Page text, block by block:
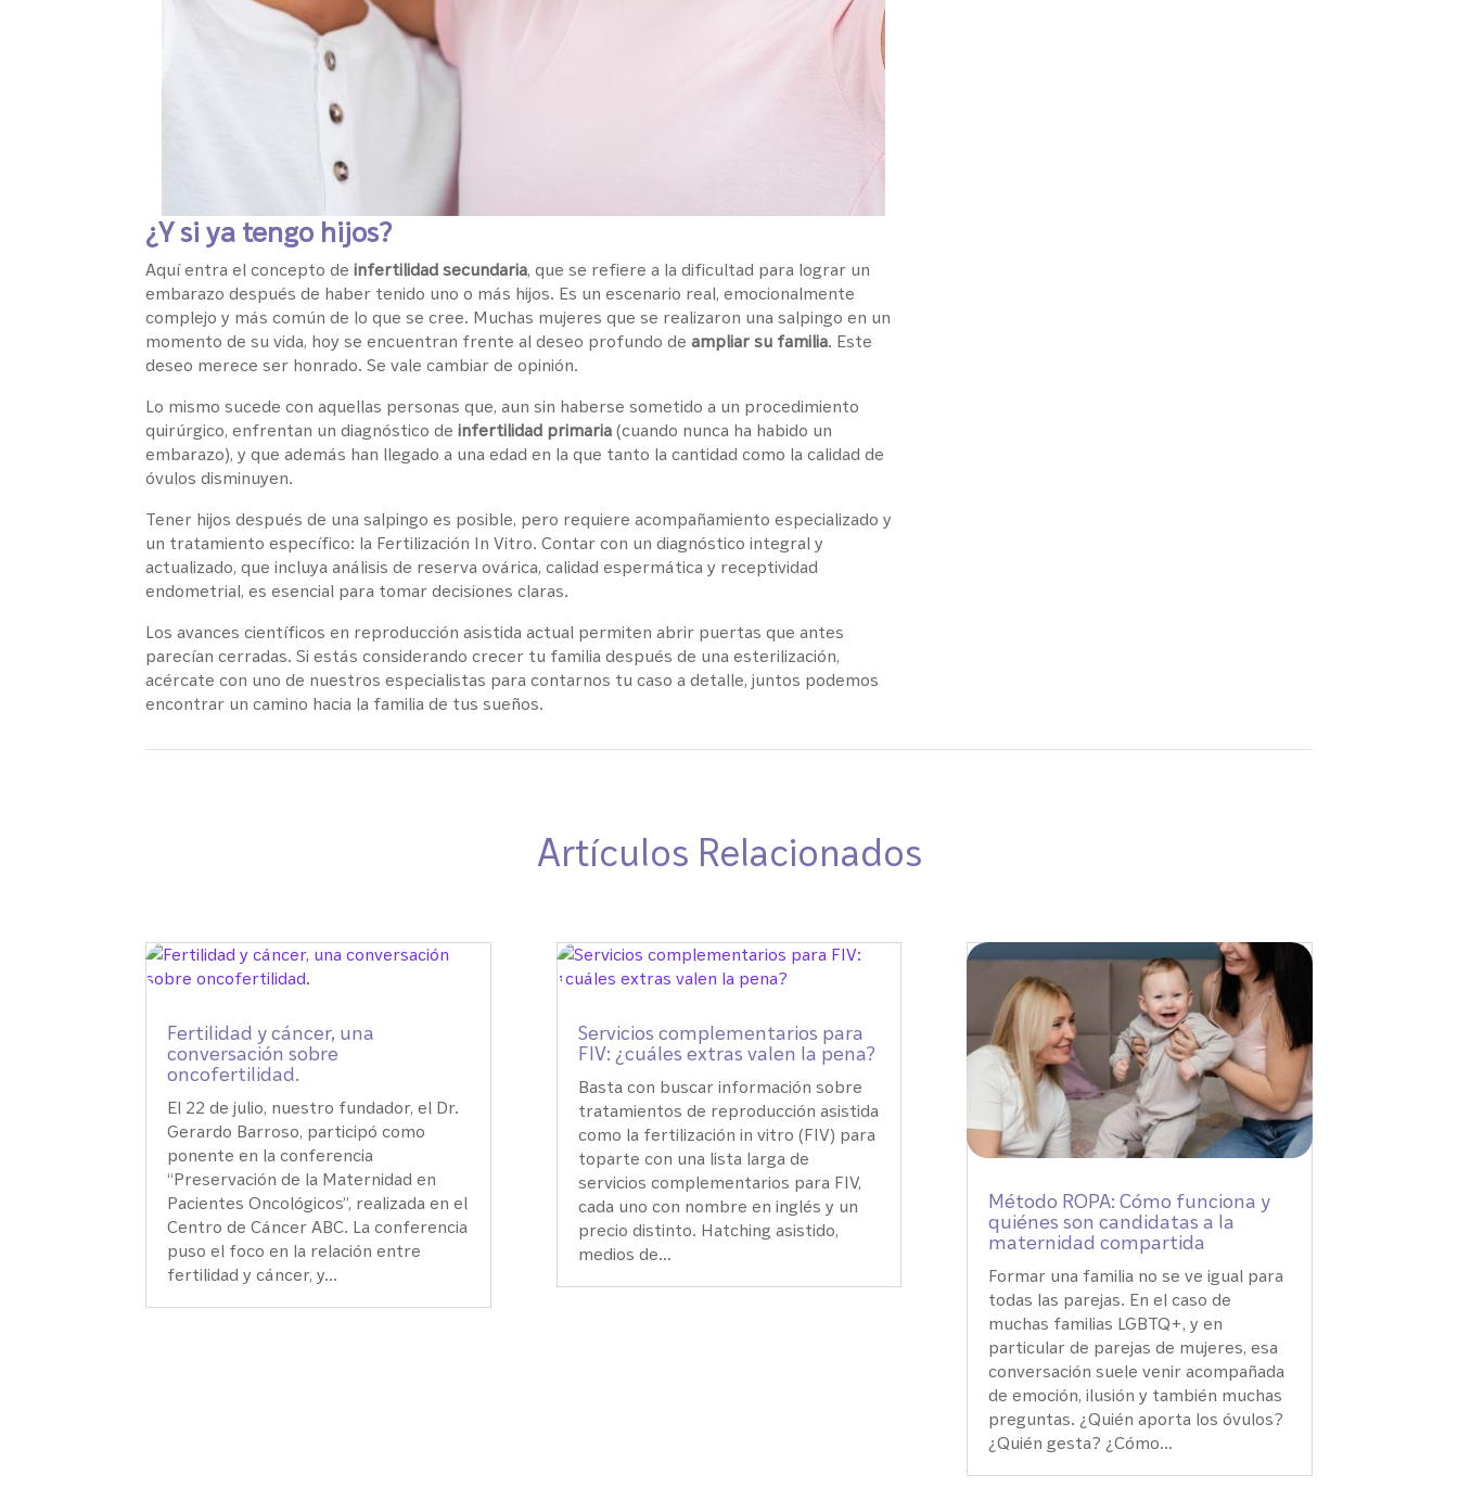
¿Y si ya tengo hijos?
Aquí entra el concepto deinfertilidad secundaria, que se refiere a la dificultad para lograr un
embarazo después de haber tenido uno o más hijos. Es un escenario real, emocionalmente
complejo y más común de lo que se cree. Muchas mujeres que se realizaron una salpingo en un
momento de su vida, hoy se encuentran frente al deseo profundo deampliar su familia. Este
deseo merece ser honrado. Se vale cambiar de opinión.
Lo mismo sucede con aquellas personas que, aun sin haberse sometido a un procedimiento
quirúrgico, enfrentan un diagnóstico deinfertilidad primaria (cuando nunca ha habido un
embarazo), y que además han llegado a una edad en la que tanto la cantidad como la calidad de
óvulos disminuyen.
Tener hijos después de una salpingo es posible, pero requiere acompañamiento especializado y
un tratamiento específico: la Fertilización In Vitro. Contar con un diagnóstico integral y
actualizado, que incluya análisis de reserva ovárica, calidad espermática y receptividad
endometrial, es esencial para tomar decisiones claras.
Los avances científicos en reproducción asistida actual permiten abrir puertas que antes
parecían cerradas. Si estás considerando crecer tu familia después de una esterilización,
acércate con uno de nuestros especialistas para contarnos tu caso a detalle, juntos podemos
encontrar un camino hacia la familia de tus sueños.
Artículos Relacionados
Fertilidad y cáncer, una
conversación sobre
oncofertilidad.
El 22 de julio, nuestro fundador, el Dr.
Gerardo Barroso, participó como
ponente en la conferencia
“Preservación de la Maternidad en
Pacientes Oncológicos”, realizada en el
Centro de Cáncer ABC. La conferencia
puso el foco en la relación entre
fertilidad y cáncer, y...
Servicios complementarios para
FIV: ¿cuáles extras valen la pena?
Basta con buscar información sobre
tratamientos de reproducción asistida
como la fertilización in vitro (FIV) para
toparte con una lista larga de
servicios complementarios para FIV,
cada uno con nombre en inglés y un
precio distinto. Hatching asistido,
medios de...
Método ROPA: Cómo funciona y
quiénes son candidatas a la
maternidad compartida
Formar una familia no se ve igual para
todas las parejas. En el caso de
muchas familias LGBTQ+, y en
particular de parejas de mujeres, esa
conversación suele venir acompañada
de emoción, ilusión y también muchas
preguntas. ¿Quién aporta los óvulos?
¿Quién gesta? ¿Cómo...